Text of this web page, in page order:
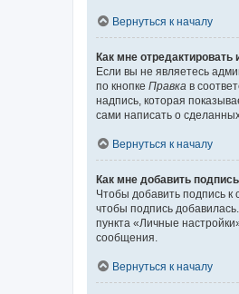
Вернуться к началу
Как мне
Если вы не являетесь
по кнопке Правка в
надпись, которая
сами написать о
Вернуться к началу
Как мне добавить
Чтобы добавить подпись
чтобы подпись
пункта «Личные
сообщения.
Вернуться к началу